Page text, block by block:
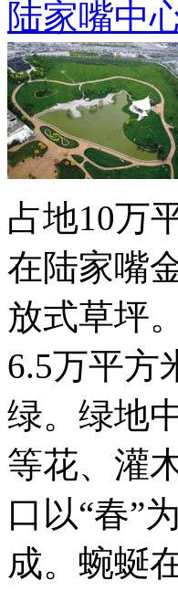
陆家嘴中
占地10万
在陆家嘴
放式草坪
6.5万平方
绿。绿地
等花、灌
口以“春”
成。蜿蜒